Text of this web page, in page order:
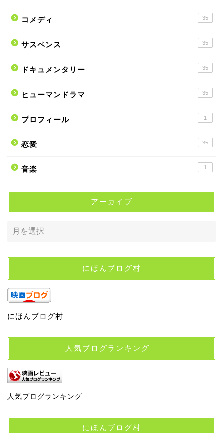
コメディ 35
サスペンス 35
ドキュメンタリー 35
ヒューマンドラマ 35
プロフィール 1
恋愛 35
音楽 1
アーカイブ
にほんブログ村
にほんブログ村
人気ブログランキング
人気ブログランキング
にほんブログ村